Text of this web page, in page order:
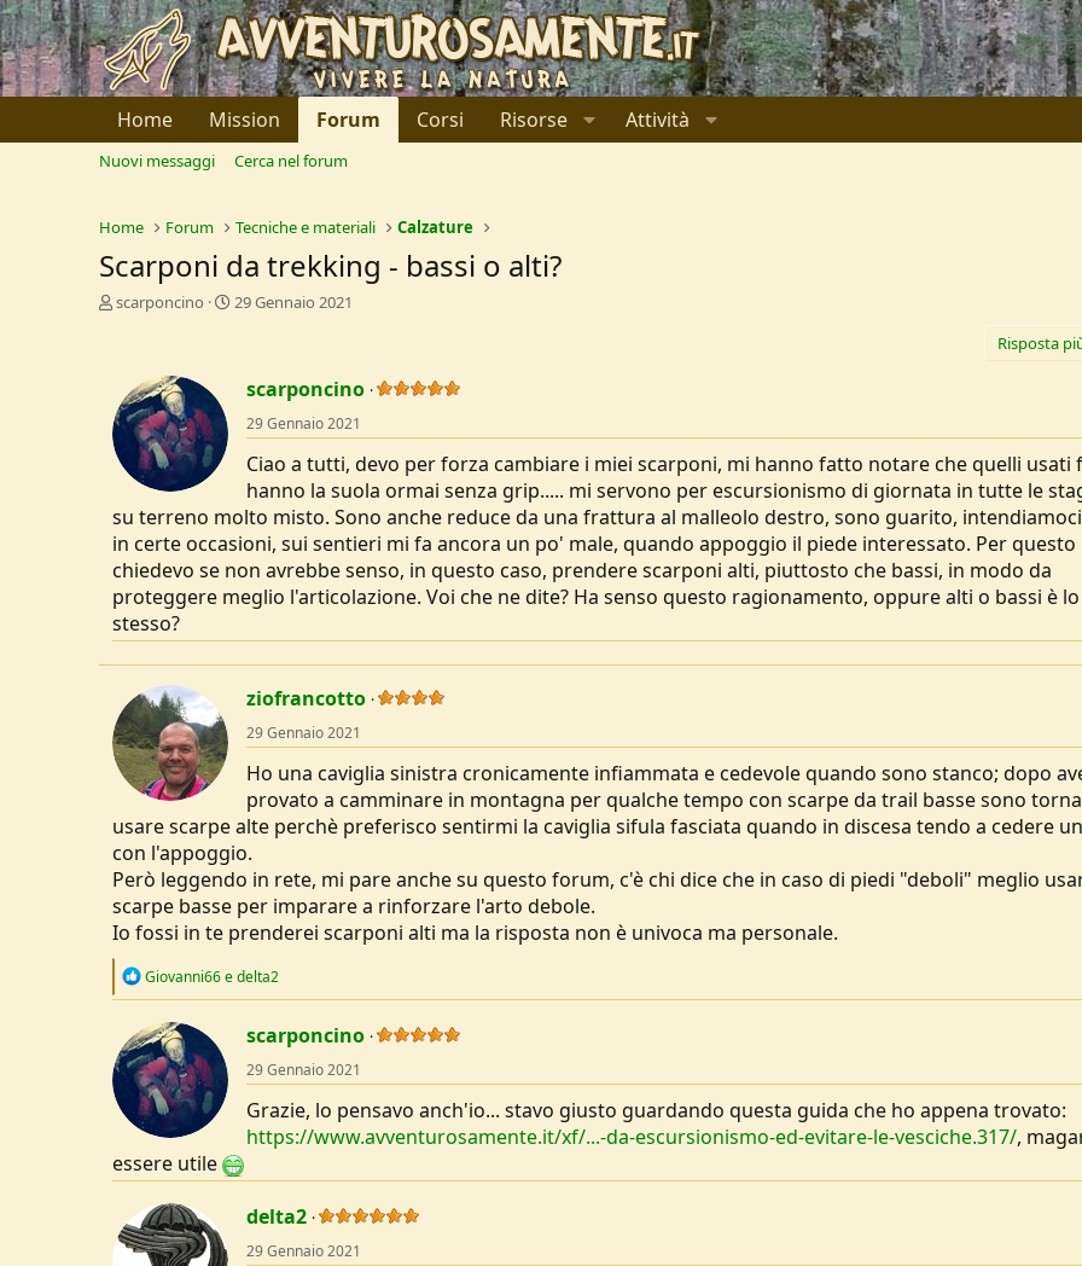
Home Mission Forum Corsi Risorse Attività
Nuovi messaggi Cerca nel forum
Home Forum Tecniche e materiali Calzature
Scarponi da trekking - bassi o alti?
C
o
r
e
D
s
c
u
s
s
i
o
n
scarponcino
D
i
o
29 Gennaio 2021
Risposta
scarponcino
29 Gennaio 2021
Ciao a tutti, devo per forza cambiare i miei scarponi, mi hanno fatto notare che quelli usati
hanno la suola ormai senza grip..... mi servono per escursionismo di giornata in tutte le
su terreno molto misto. Sono anche reduce da una frattura al malleolo destro, sono guarito,
in certe occasioni, sui sentieri mi fa ancora un po' male, quando appoggio il piede interessato. Per questo
chiedevo se non avrebbe senso, in questo caso, prendere scarponi alti, piuttosto che bassi, in modo da
proteggere meglio l'articolazione. Voi che ne dite? Ha senso questo ragionamento, oppure alti o bassi è lo
stesso?
ziofrancotto
29 Gennaio 2021
Ho una caviglia sinistra cronicamente infiammata e cedevole quando sono stanco; dopo
provato a camminare in montagna per qualche tempo con scarpe da trail basse sono
usare scarpe alte perchè preferisco sentirmi la caviglia sifula fasciata quando in discesa tendo a cedere
con l'appoggio.
Però leggendo in rete, mi pare anche su questo forum, c'è chi dice che in caso di piedi "deboli" meglio
scarpe basse per imparare a rinforzare l'arto debole.
Io fossi in te prenderei scarponi alti ma la risposta non è univoca ma personale.
R
c
t
i
o
n
s
Giovanni66edelta2
scarponcino
29 Gennaio 2021
Grazie, lo pensavo anch'io... stavo giusto guardando questa guida che ho appena trovato:
https://www.avventurosamente.it/xf/...-da-escursionismo-ed-evitare-le-vesciche.317/,
essere utile
delta2
29 Gennaio 2021